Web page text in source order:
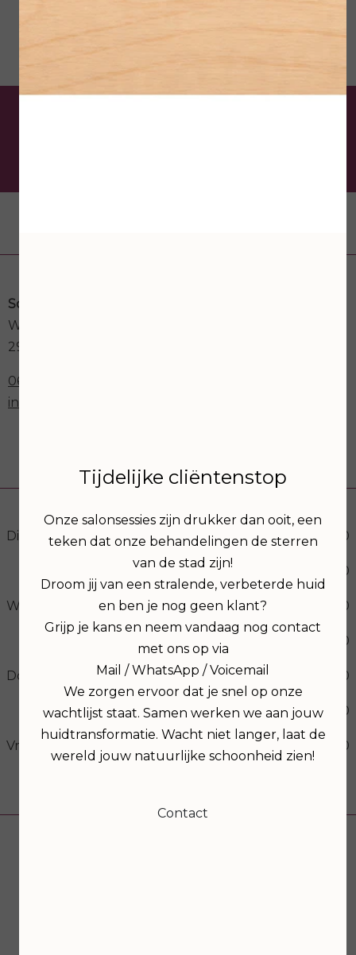
Schoonheidssalon Astria
Weegbree 73a
2923GK Krimpen aan den IJssel
06-30273012
info@schoonheidssalonastria.nl
Openingstijden
Dinsdag 09:00 17:00
19:00 21:00
Woensdag 09:00 17:00
21:00
Donderdag 09:00 17:00
19:00 21:00
Vrijdag 09:00 17:00
Tijdelijke cliëntenstop
Onze salonsessies zijn drukker dan ooit, een
teken dat onze behandelingen de sterren
van de stad zijn!
Droom jij van een stralende, verbeterde huid
en ben je nog geen klant?
Grijp je kans en neem vandaag nog contact
met ons op via
Mail / WhatsApp / Voicemail
We zorgen ervoor dat je snel op onze
wachtlijst staat. Samen werken we aan jouw
huidtransformatie. Wacht niet langer, laat de
wereld jouw natuurlijke schoonheid zien!
Contact